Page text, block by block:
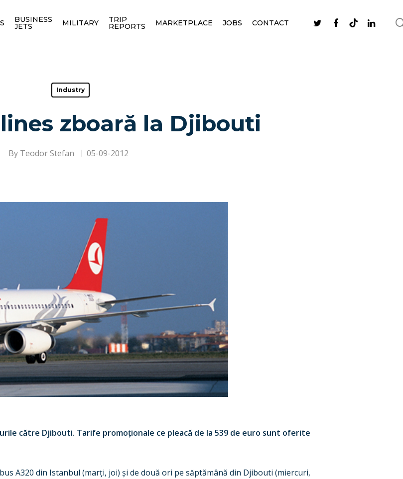
BUSINESS
JETS MILITARY TRIP
REPORTS MARKETPLACE JOBS CONTACT
Industry
zboară la Djibouti
By Teodor Stefan 05-09-2012
către Djibouti. Tarife promoționale ce pleacă de la 539 de euro sunt oferite
A320 din Istanbul (marți, joi) și de două ori pe săptămână din Djibouti (miercuri,